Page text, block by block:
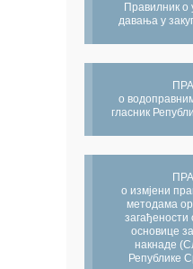
Правилник о
давања у
о
гласник
о измјени
методама
загађености
основице
накнаде
Републике